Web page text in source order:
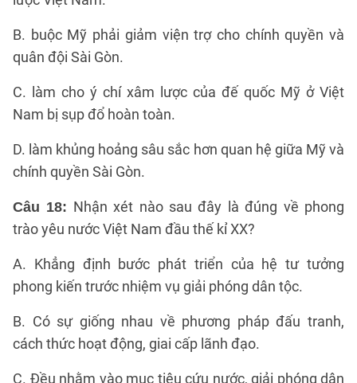
B. buộc Mỹ phải giảm viện trợ cho chính quyền và
quân đội Sài Gòn.
C. làm cho ý chí xâm lược của đế quốc Mỹ ở Việt
Nam bị sụp đổ hoàn toàn.
D. làm khủng hoảng sâu sắc hơn quan hệ giữa Mỹ và
chính quyền Sài Gòn.
Câu 18: Nhận xét nào sau đây là đúng về phong
trào yêu nước Việt Nam đầu thế kỉ XX?
A. Khẳng định bước phát triển của hệ tư tưởng
phong kiến trước nhiệm vụ giải phóng dân tộc.
B. Có sự giống nhau về phương pháp đấu tranh,
cách thức hoạt động, giai cấp lãnh đạo.
C. Đều nhằm vào mục tiêu cứu nước, giải phóng dân